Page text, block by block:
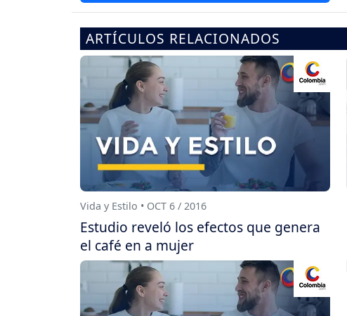
ARTÍCULOS RELACIONADOS
Vida y Estilo • OCT 6 / 2016
Estudio reveló los efectos que genera
el café en a mujer